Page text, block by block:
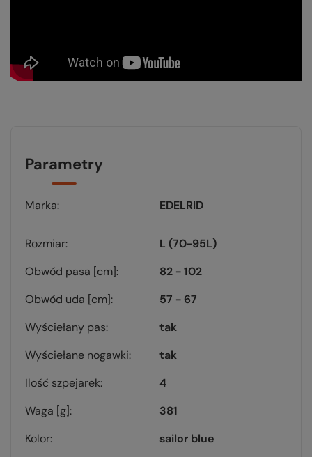
Parametry
Marka EDELRID
Rozmiar
L (70-95L)
Obwód pasa [cm]
82 - 102
Obwód uda [cm]
57 - 67
Wyściełany pas
tak
Wyściełane nogawki
tak
Ilość szpejarek
4
Waga [g]
381
Kolor
sailor blue